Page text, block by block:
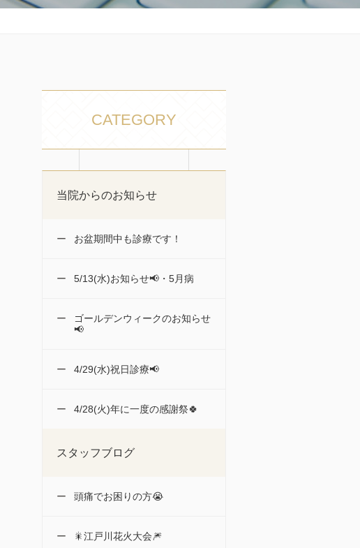
CATEGORY
当院からのお知らせ
お盆期間中も診療です！
5/13(水)お知らせ📢・5月病
ゴールデンウィークのお知らせ
📢
4/29(水)祝日診療📢
4/28(火)年に一度の感謝祭🍀
スタッフブログ
頭痛でお困りの方😭
🎇江戸川花火大会🎆